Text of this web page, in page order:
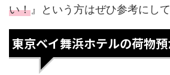
い！』という方はぜひ参考にし
東京ベイ舞浜ホテルの荷物